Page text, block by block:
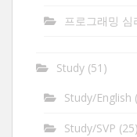
프로그래밍 심
Study (51)
Study/English
Study/SVP (25)